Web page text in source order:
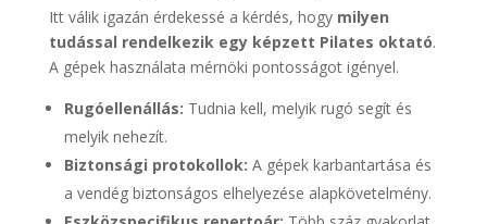
Itt válik igazán érdekessé a kérdés, hogy milyen
tudással rendelkezik egy képzett Pilates oktató.
A gépek használata mérnöki pontosságot igényel.
Rugóellenállás: Tudnia kell, melyik rugó segít és
melyik nehezít.
Biztonsági protokollok: A gépek karbantartása és
a vendég biztonságos elhelyezése alapkövetelmény.